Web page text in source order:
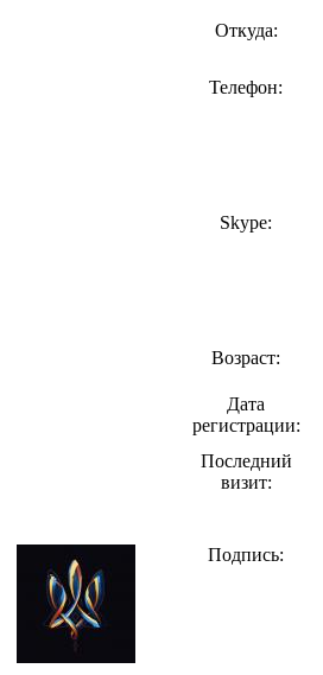
Откуда:
Телефон:
Skype:
Возраст:
Дата
регистрации:
Последний
визит:
Подпись: